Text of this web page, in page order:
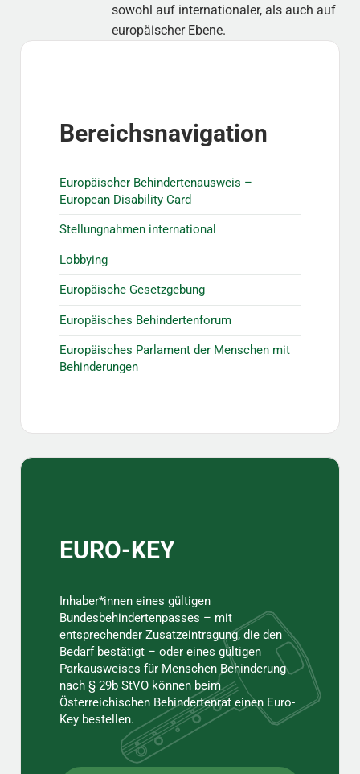
sowohl auf internationaler, als auch auf
europäischer Ebene.
Sidebar
Bereichsnavigation
Europäischer Behindertenausweis –
European Disability Card
Stellungnahmen international
Lobbying
Europäische Gesetzgebung
Europäisches Behindertenforum
Europäisches Parlament der Menschen mit
Behinderungen
EURO-KEY
Inhaber*innen eines gültigen
Bundesbehindertenpasses – mit
entsprechender Zusatzeintragung, die den
Bedarf bestätigt – oder eines gültigen
Parkausweises für Menschen Behinderung
nach § 29b StVO können beim
Österreichischen Behindertenrat einen Euro-
Key bestellen.